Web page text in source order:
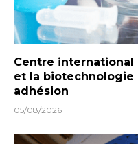
Centre
et la biotechnologie
adhésion
05/08/2026